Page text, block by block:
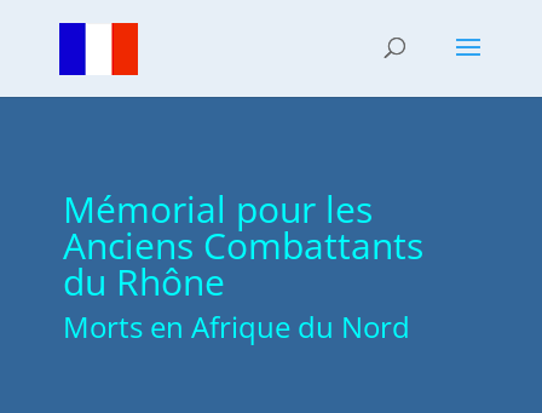
Mémorial pour les
Anciens Combattants
du Rhône
Morts en Afrique du Nord